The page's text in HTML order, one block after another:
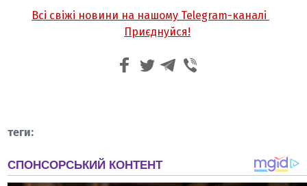
Всі свіжі новини на нашому Telegram-каналі
Приєднуйся!